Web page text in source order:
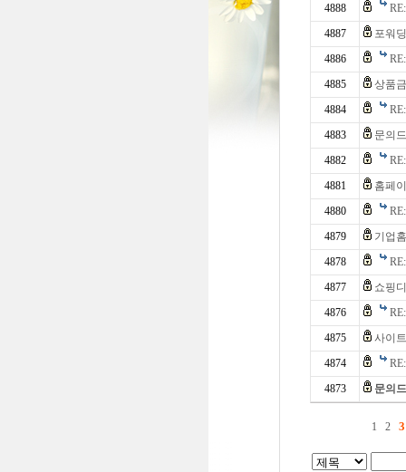
4888
4887
포워
4886
4885
상품
4884
4883
문의
4882
4881
홈페
4880
4879
기업
4878
4877
쇼핑
4876
4875
사이
4874
4873
문의
1 2 3